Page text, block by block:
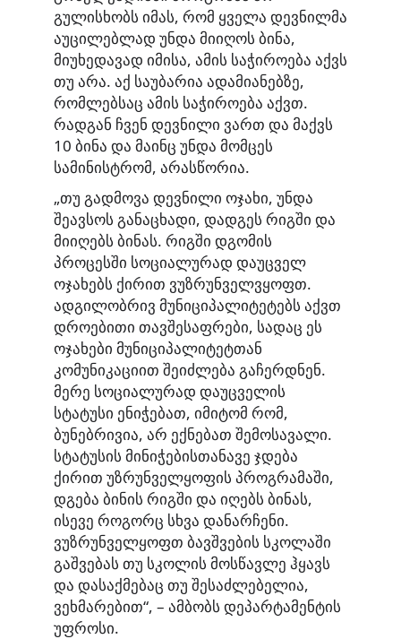
გულისხობს იმას, რომ ყველა დევნილმა
აუცილებლად უნდა მიიღოს ბინა,
მიუხედავად იმისა, ამის საჭიროება აქვს
თუ არა. აქ საუბარია ადამიანებზე,
რომლებსაც ამის საჭიროება აქვთ.
რადგან ჩვენ დევნილი ვართ და მაქვს
10 ბინა და მაინც უნდა მომცეს
სამინისტრომ, არასწორია.
„თუ გადმოვა დევნილი ოჯახი, უნდა
შეავსოს განაცხადი, დადგეს რიგში და
მიიღებს ბინას. რიგში დგომის
პროცესში სოციალურად დაუცველ
ოჯახებს ქირით ვუზრუნველვყოფთ.
ადგილობრივ მუნიციპალიტეტებს აქვთ
დროებითი თავშესაფრები, სადაც ეს
ოჯახები მუნიციპალიტეტთან
კომუნიკაციით შეიძლება გაჩერდნენ.
მერე სოციალურად დაუცველის
სტატუსი ენიჭებათ, იმიტომ რომ,
ბუნებრივია, არ ექნებათ შემოსავალი.
სტატუსის მინიჭებისთანავე ჯდება
ქირით უზრუნველყოფის პროგრამაში,
დგება ბინის რიგში და იღებს ბინას,
ისევე როგორც სხვა დანარჩენი.
ვუზრუნველყოფთ ბავშვების სკოლაში
გაშვებას თუ სკოლის მოსწავლე ჰყავს
და დასაქმებაც თუ შესაძლებელია,
ვეხმარებით“, – ამბობს დეპარტამენტის
უფროსი.